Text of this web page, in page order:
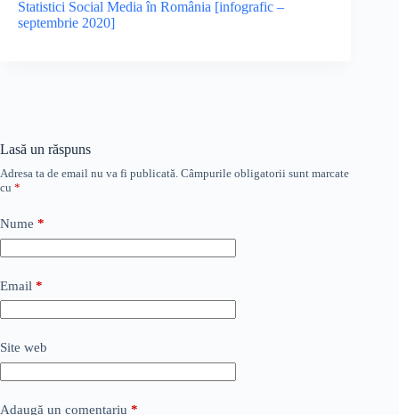
Statistici Social Media în România [infografic –
septembrie 2020]
Lasă un răspuns
Adresa ta de email nu va fi publicată. Câmpurile obligatorii sunt marcate
cu *
Nume *
Email *
Site web
Adaugă un comentariu *